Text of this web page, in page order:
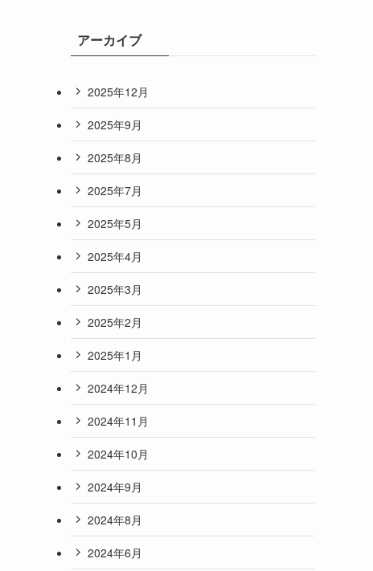
アーカイブ
2025年12月
2025年9月
2025年8月
2025年7月
2025年5月
2025年4月
2025年3月
2025年2月
2025年1月
2024年12月
2024年11月
2024年10月
2024年9月
2024年8月
2024年6月